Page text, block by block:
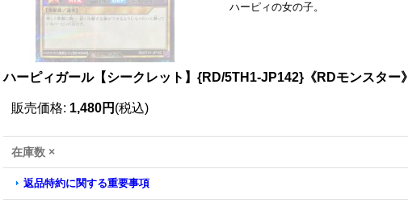
ハーピィの女の子。
ハーピィガール【シークレット】{RD/5TH1-JP142}《RDモンスター》
販売価格: 1,480円 (税込)
在庫数 ×
返品特約に関する重要事項